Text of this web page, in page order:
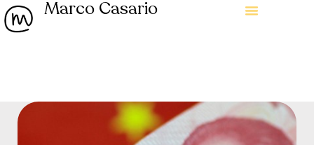
Marco Casario